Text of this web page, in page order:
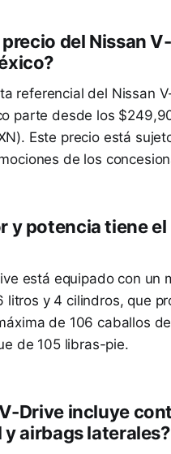
precio del Nissan
referencial del Nissan
parte desde los
Este precio está
de los
y potencia tiene el
está equipado con un
litros y 4 cilindros, que
de 106 caballos
de 105 libras-pie.
Drive incluye
airbags laterales?